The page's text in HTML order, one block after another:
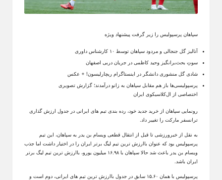
سپاهان پرسپولیس را زیر گرفت پیشنهاد ویژه
آنالیز گل جنجالی و مردود سپاهان توسط ۱۰ کارشناس داوری
سوتِ بحث‌برانگیز وحید کاظمی در جریان دربی اصفهان
شادی گل منشوری دانشگر در اینستاگرام ریچارلیسون! + عکس
پرسپولیسی‌ها باز هم مقابل سپاهان به زانو درآمدند؛ گزارش تصویری
اختصاصی از ال‌کلاسیکوی ایران
رونمایی سپاهان از خرید جدید خود، رده بندی تیم های ایرانی در جدول ارزش گذاری
ترانسفر مارکت را تغییر داد.
به نقل از خبرورزشی تا قبل از انتقال قطعی ویسام بن یدر به سپاهان، این تیم
پرسپولیس بود که عنوان باارزش ترین تیم لیگ برتر ایران را در اختیار داشت اما جذب
ویسام بن یدر باعث شد حالا سپاهان با ۱۶.۹۸ میلیون یورو، باارزش ترین تیم لیگ برتر
ایران باشد.
پرسپولیس با همان ۱۵.۶۰ سابق در جدول باارزش ترین تیم های ایرانی، دوم است و